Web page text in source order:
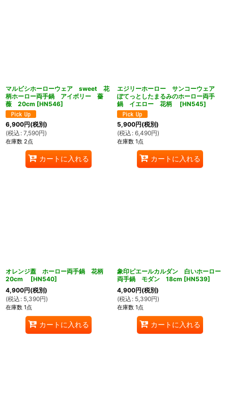
マルビシホーローウェア sweet 花
柄ホーロー両手鍋 アイボリー 薔
薇 20cm [HN546]
6,900円(税別)
(税込 : 7,590円)
在庫数 2点
カートに入れる
エジリーホーロー サンコーウェア
ぽてっとしたまるみのホーロー両手
鍋 イエロー 花柄
[HN545]
5,900円(税別)
(税込 : 6,490円)
在庫数 1点
カートに入れる
オレンジ蓋 ホーロー両手鍋 花柄
20cm
[HN540]
4,900円(税別)
(税込 : 5,390円)
在庫数 1点
カートに入れる
象印ピエールカルダン 白いホーロー
両手鍋 モダン 18cm [HN539]
4,900円(税別)
(税込 : 5,390円)
在庫数 1点
カートに入れる